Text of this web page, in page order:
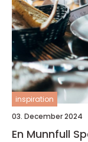
inspiration
03. December 2024
En Munnfull